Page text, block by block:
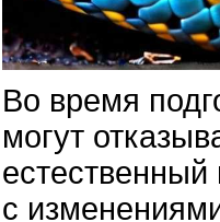
Во время
могут
с